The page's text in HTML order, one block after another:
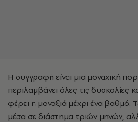
Η συγγραφή είναι µια µοναχική
περιλαµβάνει όλες τις δυσκολίες
φέρει η µοναξιά µέχρι ένα βαθµό.
µέσα σε διάστηµα τριών µηνών,